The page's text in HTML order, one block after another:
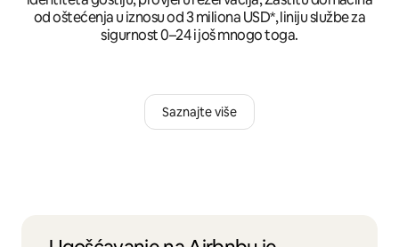
od oštećenja u iznosu od 3 miliona USD*, liniju službe za
sigurnost 0–24 i još mnogo toga.
Saznajte više